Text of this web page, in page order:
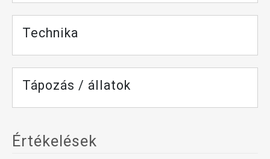
Technika
Tápozás / állatok
Értékelések